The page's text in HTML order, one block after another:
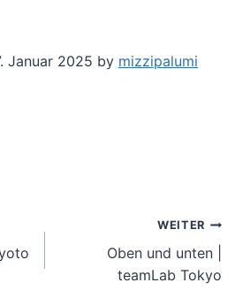
Januar 2025 by mizzipalumi
WEITER
Oben und unten |
teamLab Tokyo